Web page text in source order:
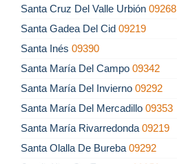
Santa Cruz Del Valle Urbión 09268
Santa Gadea Del Cid 09219
Santa Inés 09390
Santa María Del Campo 09342
Santa María Del Invierno 09292
Santa María Del Mercadillo 09353
Santa María Rivarredonda 09219
Santa Olalla De Bureba 09292